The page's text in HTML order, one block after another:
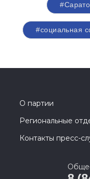
#социальная
О партии
Региональные
Контакты пресс-